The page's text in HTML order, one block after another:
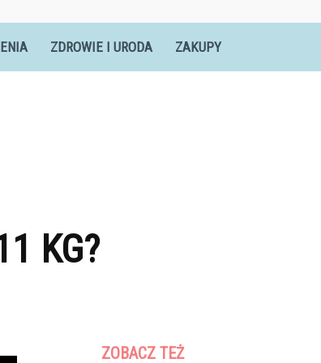
ZDROWIE I URODA ZAKUPY
KG?
ZOBACZ TEŻ